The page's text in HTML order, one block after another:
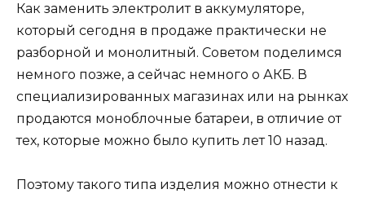
Как заменить электролит в аккумуляторе,
который сегодня в продаже практически не
разборной и монолитный. Советом поделимся
немного позже, а сейчас немного о АКБ. В
специализированных магазинах или на рынках
продаются моноблочные батареи, в отличие от
тех, которые можно было купить лет 10 назад.
Поэтому такого типа изделия можно отнести к